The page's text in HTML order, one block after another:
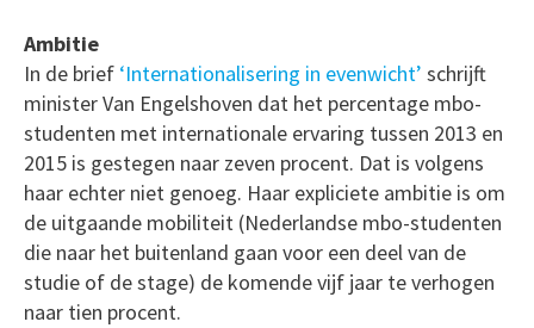
Ambitie
In de brief ‘Internationalisering in evenwicht’ schrijft
minister Van Engelshoven dat het percentage mbo-
studenten met internationale ervaring tussen 2013 en
2015 is gestegen naar zeven procent. Dat is volgens
haar echter niet genoeg. Haar expliciete ambitie is om
de uitgaande mobiliteit (Nederlandse mbo-studenten
die naar het buitenland gaan voor een deel van de
studie of de stage) de komende vijf jaar te verhogen
naar tien procent.